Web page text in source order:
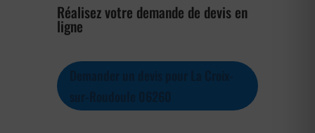
Réalisez votre demande de devis en
ligne